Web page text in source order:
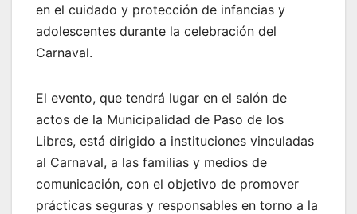
en el cuidado y protección de infancias y
adolescentes durante la celebración del
Carnaval.
El evento, que tendrá lugar en el salón de
actos de la Municipalidad de Paso de los
Libres, está dirigido a instituciones vinculadas
al Carnaval, a las familias y medios de
comunicación, con el objetivo de promover
prácticas seguras y responsables en torno a la